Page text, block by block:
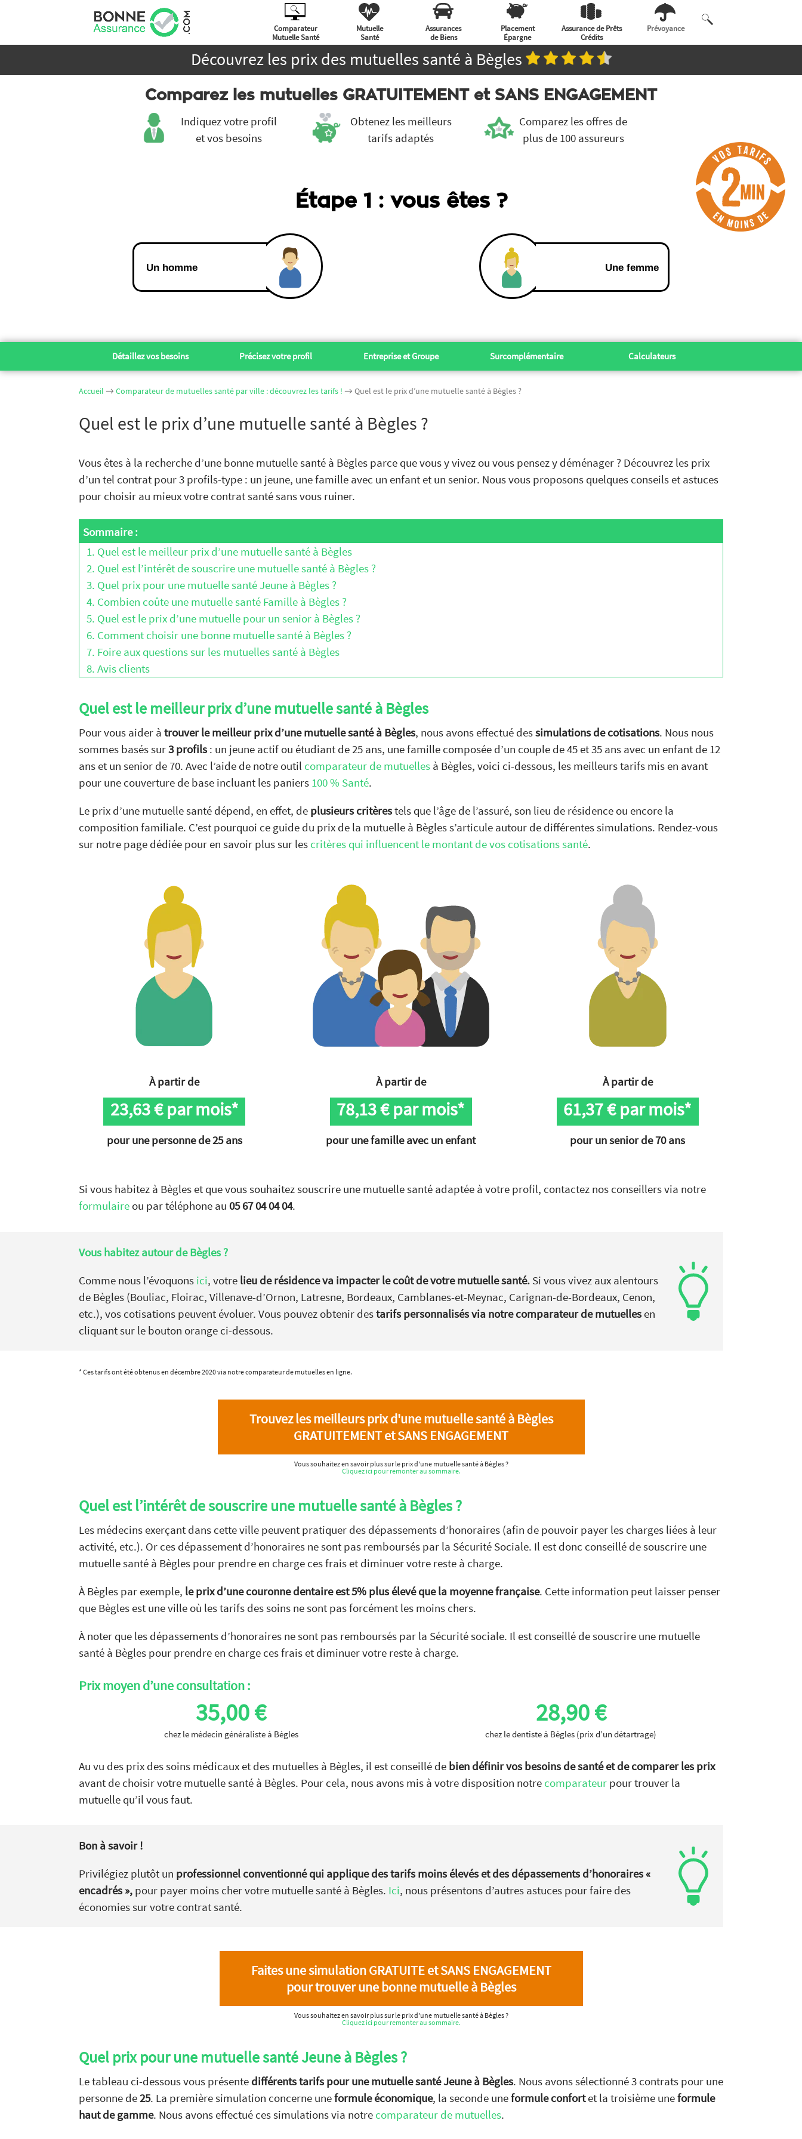
Comparateur
Mutuelle Santé
Mutuelle
Santé
Assurances
de Biens
Placement
Épargne
Assurance de Prêts
Crédits
Prévoyance
Découvrez les prix des mutuelles santé à Bègles
Comparez les mutuelles GRATUITEMENT et SANS ENGAGEMENT
Indiquez votre profil
et vos besoins
Obtenez les meilleurs
tarifs adaptés
Comparez les offres de
plus de 100 assureurs
Étape 1 : vous êtes ?
Un homme Une femme
Détaillez vos besoins Précisez votre profil Entreprise et Groupe Surcomplémentaire Calculateurs
Accueil → Comparateur de mutuelles santé par ville : découvrez les tarifs ! → Quel est le prix d’une mutuelle santé à Bègles ?
Quel est le prix d’une mutuelle santé à Bègles ?
Vous êtes à la recherche d’une bonne mutuelle santé à Bègles parce que vous y vivez ou vous pensez y déménager ? Découvrez les prix
d’un tel contrat pour 3 profils-type : un jeune, une famille avec un enfant et un senior. Nous vous proposons quelques conseils et astuces
pour choisir au mieux votre contrat santé sans vous ruiner.
Sommaire :
1. Quel est le meilleur prix d’une mutuelle santé à Bègles
2. Quel est l’intérêt de souscrire une mutuelle santé à Bègles ?
3. Quel prix pour une mutuelle santé Jeune à Bègles ?
4. Combien coûte une mutuelle santé Famille à Bègles ?
5. Quel est le prix d’une mutuelle pour un senior à Bègles ?
6. Comment choisir une bonne mutuelle santé à Bègles ?
7. Foire aux questions sur les mutuelles santé à Bègles
8. Avis clients
Quel est le meilleur prix d’une mutuelle santé à Bègles
Pour vous aider à trouver le meilleur prix d’une mutuelle santé à Bègles, nous avons effectué dessimulations de cotisations. Nous nous
sommes basés sur3 profils : un jeune actif ou étudiant de 25 ans, une famille composée d’un couple de 45 et 35 ans avec un enfant de 12
ans et un senior de 70. Avec l’aide de notre outil comparateur de mutuelles à Bègles, voici ci-dessous, les meilleurs tarifs mis en avant
pour une couverture de base incluant les paniers 100 % Santé.
Le prix d’une mutuelle santé dépend, en effet, de plusieurs critèrestels que l’âge de l’assuré, son lieu de résidence ou encore la
composition familiale. C’est pourquoi ce guide du prix de la mutuelle à Bègles s’articule autour de différentes simulations. Rendez-vous
sur notre page dédiée pour en savoir plus sur les critères qui influencent le montant de vos cotisations santé.
À partir de
23,63€ par mois*
pour une personne de 25 ans
À partir de
78,13€ par mois*
pour une famille avec un enfant
À partir de
61,37€ par mois*
pour un senior de 70 ans
Si vous habitez à Bègles et que vous souhaitez souscrire une mutuelle santé adaptée à votre profil, contactez nos conseillers via notre
formulaire ou par téléphone au 05 67 04 04 04.
Vous habitez autour deBègles ?
Comme nous l’évoquons ici, votre lieu de résidence va impacter le coût de votre mutuelle santé. Si vous vivez aux alentours
de Bègles (Bouliac, Floirac, Villenave-d’Ornon, Latresne, Bordeaux, Camblanes-et-Meynac, Carignan-de-Bordeaux, Cenon,
etc.), vos cotisations peuvent évoluer. Vous pouvez obtenir destarifs personnalisés via notre comparateur de mutuelles en
cliquant sur le bouton orange ci-dessous.
* Ces tarifs ont été obtenus en décembre 2020 via notre comparateur de mutuelles en ligne.
Trouvez les meilleurs prix d'une mutuelle santé à Bègles
GRATUITEMENT et SANS ENGAGEMENT
Vous souhaitez en savoir plus sur le prix d'une mutuelle santé à Bègles ?
Cliquez ici pour remonter au sommaire.
Quel est l’intérêt de souscrire une mutuelle santé à Bègles ?
Les médecins exerçant dans cette ville peuvent pratiquer des dépassements d’honoraires (afin de pouvoir payer les charges liées à leur
activité, etc.). Or ces dépassement d’honoraires ne sont pas remboursés par la Sécurité Sociale. Il est donc conseillé de souscrire une
mutuelle santé à Bègles pour prendre en charge ces frais et diminuer votre reste à charge.
À Bègles par exemple, le prix d’une couronne dentaire est 5% plus élevé que la moyenne française. Cette information peut laisser penser
que Bègles est une ville où les tarifs des soins ne sont pas forcément les moins chers.
À noter que les dépassements d’honoraires ne sont pas remboursés par la Sécurité sociale. Il est conseillé de souscrire une mutuelle
santé à Bègles pour prendre en charge ces frais et diminuer votre reste à charge.
Prix moyen d’une consultation :
35,00 €
chez le médecin généraliste à Bègles
28,90 €
chez le dentiste à Bègles (prix d’un détartrage)
Au vu des prix des soins médicaux et des mutuelles à Bègles, il est conseillé de bien définir vos besoins de santé et de comparer les prix
avant de choisir votre mutuelle santé à Bègles. Pour cela, nous avons mis à votre disposition notre comparateur pour trouver la
mutuelle qu’il vous faut.
Bon à savoir !
Privilégiez plutôt un professionnel conventionné qui applique des tarifs moins élevés et des dépassements d’honoraires «
encadrés », pour payer moins cher votre mutuelle santé à Bègles. Ici, nous présentons d’autres astuces pour faire des
économies sur votre contrat santé.
Faites une simulation GRATUITE et SANS ENGAGEMENT
pour trouver une bonne mutuelle à Bègles
Vous souhaitez en savoir plus sur le prix d'une mutuelle santé à Bègles ?
Cliquez ici pour remonter au sommaire.
Quel prix pour une mutuelle santé Jeune à Bègles ?
Le tableau ci-dessous vous présente différents tarifs pour une mutuelle santé Jeune à Bègles. Nous avons sélectionné 3 contrats pour une
personne de25. La première simulation concerne uneformule économique, la seconde uneformule confortet la troisième uneformule
haut de gamme. Nous avons effectué ces simulations via notre comparateur de mutuelles.